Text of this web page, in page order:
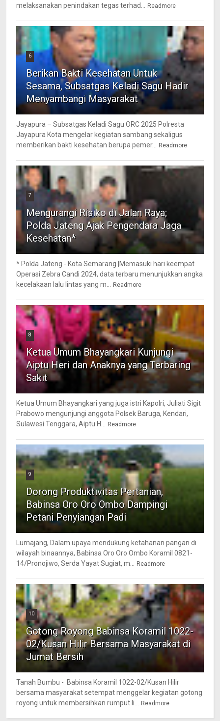
melaksanakan penindakan tegas terhad...
Readmore
6
Berikan Bakti Kesehatan Untuk
Sesama, Subsatgas Keladi Sagu Hadir
Menyambangi Masyarakat
Jayapura – Subsatgas Keladi Sagu ORC 2025 Polresta
Jayapura Kota mengelar kegiatan sambang sekaligus
memberikan bakti kesehatan berupa pemer...
Readmore
7
Mengurangi Risiko di Jalan Raya;
Polda Jateng Ajak Pengendara Jaga
Kesehatan*
* Polda Jateng - Kota Semarang |Memasuki hari keempat
Operasi Zebra Candi 2024, data terbaru menunjukkan angka
kecelakaan lalu lintas yang m...
Readmore
8
Ketua Umum Bhayangkari Kunjungi
Aiptu Heri dan Anaknya yang Terbaring
Sakit
Ketua Umum Bhayangkari yang juga istri Kapolri, Juliati Sigit
Prabowo mengunjungi anggota Polsek Baruga, Kendari,
Sulawesi Tenggara, Aiptu H...
Readmore
9
Dorong Produktivitas Pertanian,
Babinsa Oro Oro Ombo Dampingi
Petani Penyiangan Padi
Lumajang, Dalam upaya mendukung ketahanan pangan di
wilayah binaannya, Babinsa Oro Oro Ombo Koramil 0821-
14/Pronojiwo, Serda Yayat Sugiat, m...
Readmore
10
Gotong Royong Babinsa Koramil 1022-
02/Kusan Hilir Bersama Masyarakat di
Jumat Bersih
Tanah Bumbu - Babinsa Koramil 1022-02/Kusan Hilir
bersama masyarakat setempat menggelar kegiatan gotong
royong untuk membersihkan rumput li...
Readmore